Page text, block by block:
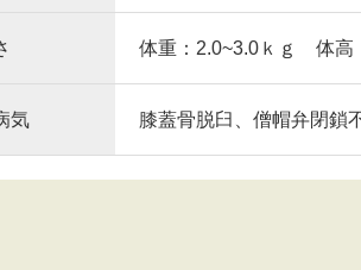
体重：2.0~3.0ｋｇ 体高
気 膝蓋骨脱臼、僧帽弁閉鎖